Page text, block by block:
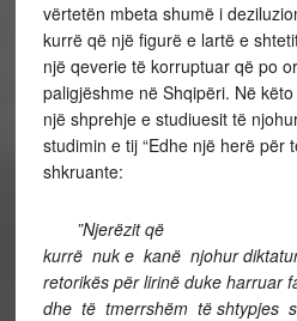
vërtetën mbeta shumë i
kurrë që një figurë e lartë e
një qeverie të korruptuar që po
paligjëshme në Shqipëri. Në
një shprehje e studiuesit të
studimin e tij “Edhe një herë për
shkruante:
”Njerëzit që
kurrë nuk e kanë njohur
retorikës për lirinë duke harruar
dhe të tmerrshëm të shtypjes